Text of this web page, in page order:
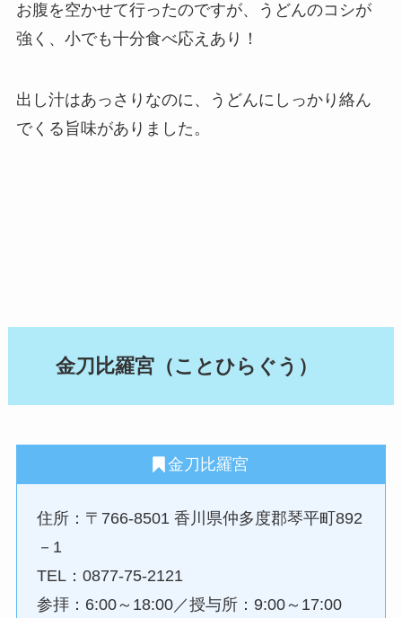
お腹を空かせて行ったのですが、うどんのコシが
強く、小でも十分食べ応えあり！
出し汁はあっさりなのに、うどんにしっかり絡ん
でくる旨味がありました。
金刀比羅宮（ことひらぐう）
金刀比羅宮
住所：〒766-8501 香川県仲多度郡琴平町892
－1
TEL：0877-75-2121
参拝：6:00～18:00／授与所：9:00～17:00